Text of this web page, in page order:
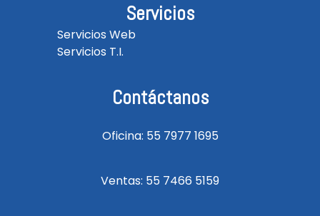
Servicios
Servicios Web
Servicios T.I.
Contáctanos
Oficina: 55 7977 1695
Ventas: 55 7466 5159